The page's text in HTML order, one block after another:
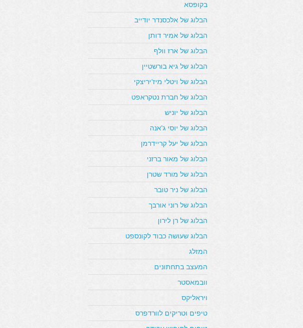
בקופסא
הבלוג של אלכסנדר יודייב
הבלוג של אמיר דותן
הבלוג של ארז וולף
הבלוג של גיא בורשטיין
הבלוג של ויטלי מיז’יריצקי
הבלוג של חברת נטקראפט
הבלוג של יוניש
הבלוג של יוסי ג'אנה
הבלוג של יעל קריידרמן
הבלוג של מאור ברזני
הבלוג של מורד שטרן
הבלוג של ניר טובר
הבלוג של רוני אורבך
הבלוג של רן לירון
הבלוג שעושה כבוד לקונספט
המזלג
המעצב בתחתונים
וובמאסטר
ויראליקס
טיפים וטריקים לוורדפרס